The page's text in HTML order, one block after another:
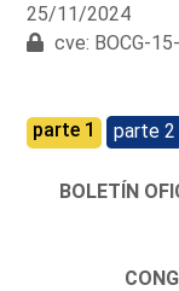
25/11/2024
cve: BOCG-
parte 1 parte 2
BOLETÍN